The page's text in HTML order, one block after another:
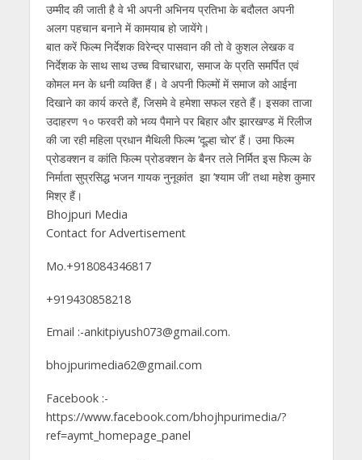
उम्मीद की जाती है वे भी अपनी अभिनय प्रतिभा के बदौलत अपनी
अलग पहचान बनाने में कामयाब हो जायेंगे।
बात करें फिल्म निर्देशक विरेन्द्र पासवान की तो वे कुशल लेखक व
निर्देशक के साथ साथ उच्च विचारधारा, समाज के प्रति समर्पित एवं
कोमल मन के धनी व्यक्ति हैं। वे अपनी फिल्मों में समाज को आईना
दिखाने का कार्य करते हैं, जिसमे वे हमेशा सफल रहते हैं। इसका ताजा
उदाहरण १० फरवरी को भव्य पैमाने पर बिहार और झारखण्ड में रिलीज
की जा रही महिला प्रधान मैथिली फिल्म ’दूल्हा चोर’ हैं। उमा फिल्म
प्रोडक्शन व कांति फिल्म प्रोडक्शन के बैनर तले निर्मित इस फिल्म के
निर्माता सुप्रसिद्ध भजन गायक नुनूकांत झा ’श्याम जी’ तथा महेश कुमार
मिश्र हैं।
Bhojpuri Media
Contact for Advertisement
Mo.+918084346817
+919430858218
Email :-ankitpiyush073@gmail.com.
bhojpurimedia62@gmail.com
Facebook :-
https://www.facebook.com/bhojhpurimedia/?
ref=aymt_homepage_panel